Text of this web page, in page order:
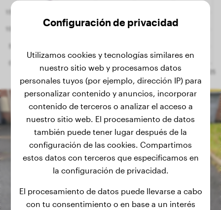
Configuración de privacidad
Utilizamos cookies y tecnologías similares en
nuestro sitio web y procesamos datos
personales tuyos (por ejemplo, dirección IP) para
personalizar contenido y anuncios, incorporar
contenido de terceros o analizar el acceso a
nuestro sitio web. El procesamiento de datos
también puede tener lugar después de la
configuración de las cookies. Compartimos
estos datos con terceros que especificamos en
la configuración de privacidad.
El procesamiento de datos puede llevarse a cabo
con tu consentimiento o en base a un interés